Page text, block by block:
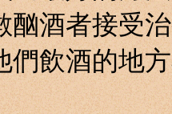
者接受治
們飲酒的地